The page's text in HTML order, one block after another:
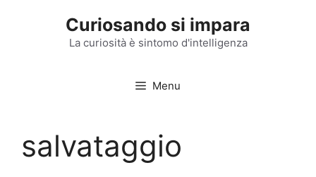
Curiosando si impara
La curiosità è sintomo d'intelligenza
Menu
salvataggio